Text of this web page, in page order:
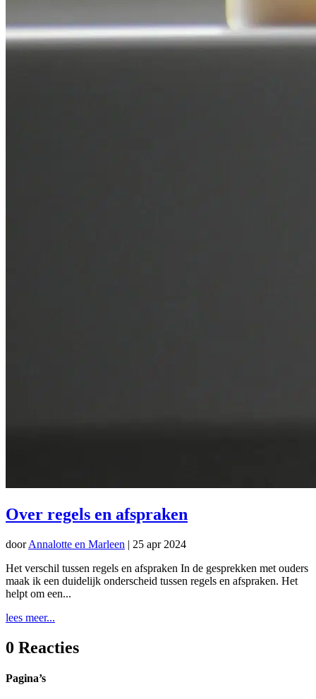
Over regels en afspraken
doorAnnalotte en Marleen | 25 apr 2024
Het verschil tussen regels en afspraken In de gesprekken met ouders
maak ik een duidelijk onderscheid tussen regels en afspraken. Het
helpt om een...
lees meer...
0 Reacties
Pagina’s